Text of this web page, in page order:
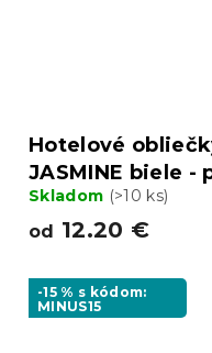
Hotelové
JASMINE biele -
Skladom (>10 ks)
od 12.20 €
-15 % s kódom:
MINUS15